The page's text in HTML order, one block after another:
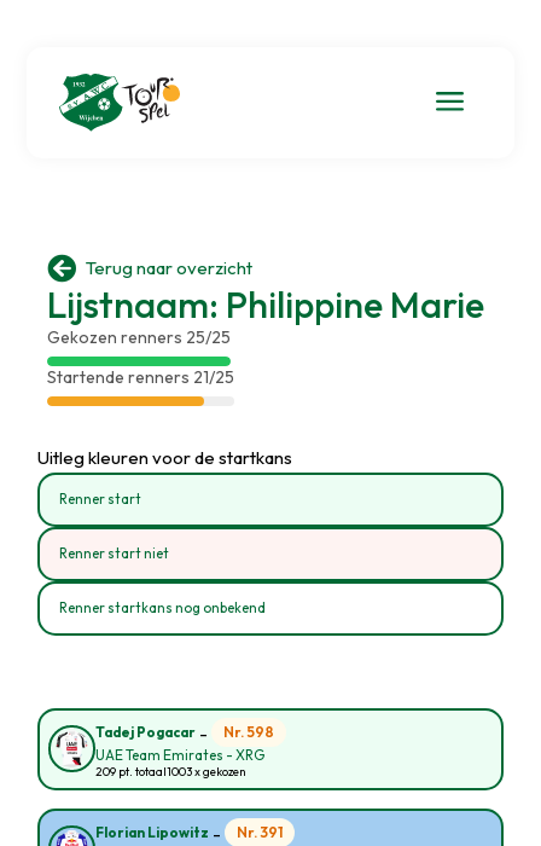
a
 Terug naar overzicht
Lijstnaam: Philippine Marie
Gekozen renners 25/25
Startende renners 21/25
Uitleg kleuren voor de startkans
Renner start
Renner start niet
Renner startkans nog onbekend
Tadej Pogacar - Nr. 598
UAE Team Emirates - XRG
209 pt. totaal1003 x gekozen
Florian Lipowitz - Nr. 391